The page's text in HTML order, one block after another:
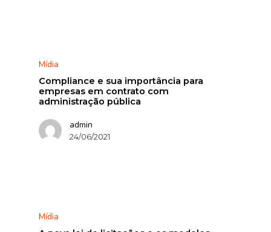
Mídia
Compliance e sua importância para
empresas em contrato com
administração pública
admin
24/06/2021
Mídia